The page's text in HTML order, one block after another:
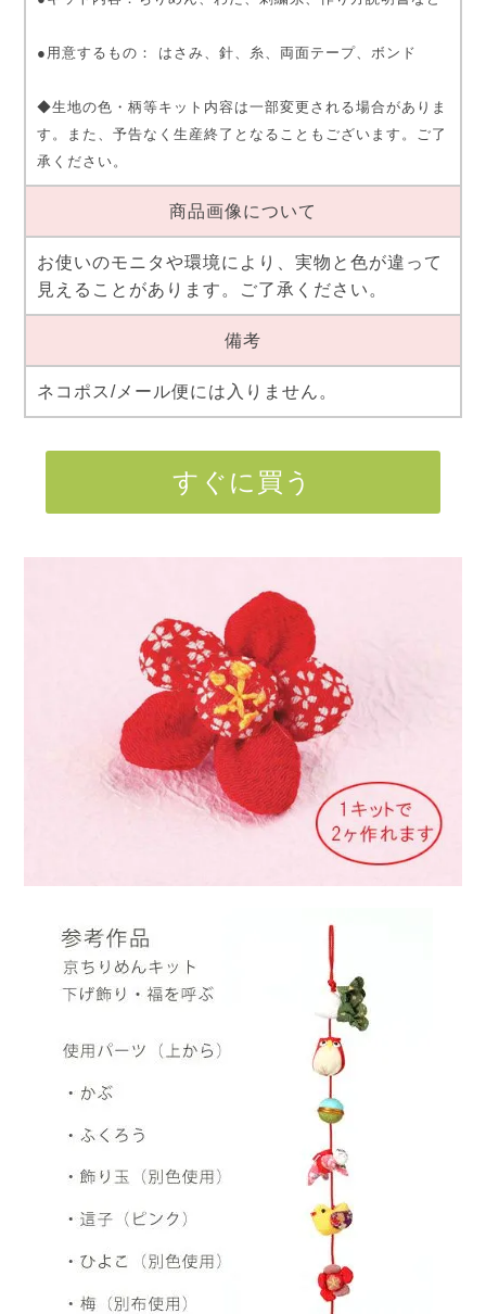
●用意するもの： はさみ、針、糸、両面テープ、ボンド
◆生地の色・柄等キット内容は一部変更される場合がありま
す。また、予告なく生産終了となることもございます。ご了
承ください。
商品画像について
お使いのモニタや環境により、実物と色が違って
見えることがあります。ご了承ください。
備考
ネコポス/メール便には入りません。
すぐに買う